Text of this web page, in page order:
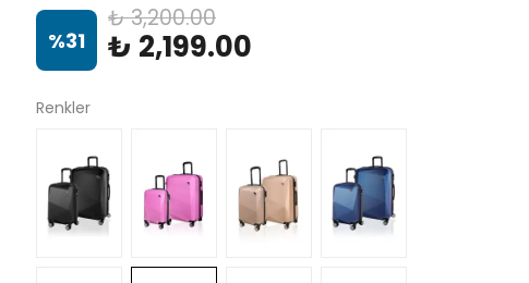
%31
₺ 3,200.00
₺ 2,199.00
Renkler